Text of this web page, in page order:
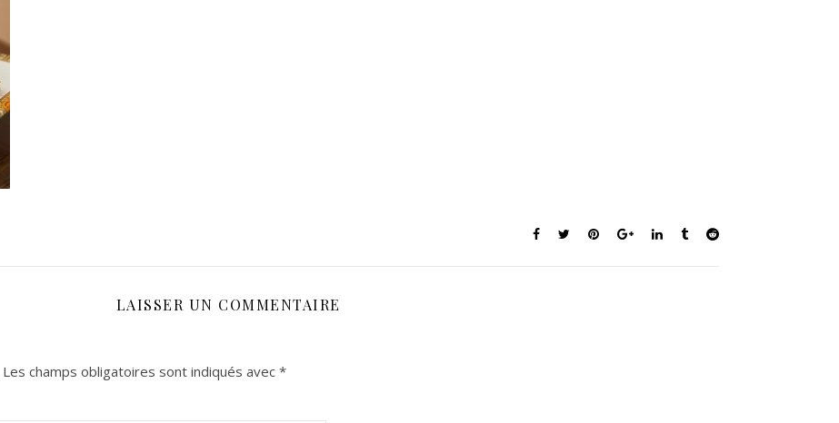
LAISSER UN COMMENTAIRE
Les champs obligatoires sont indiqués avec *